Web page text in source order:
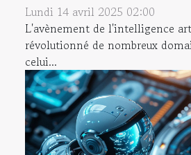
Lundi 14 avril 2025 02:00
L'avènement de l'intelligence
révolutionné de nombreux
celui...